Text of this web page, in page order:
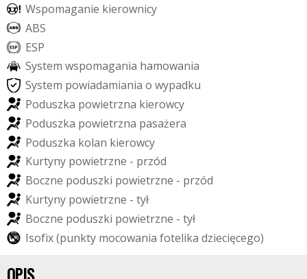
Wspomaganie kierownicy
ABS
ESP
System wspomagania hamowania
System powiadamiania o wypadku
Poduszka powietrzna kierowcy
Poduszka powietrzna pasażera
Poduszka kolan kierowcy
Kurtyny powietrzne - przód
Boczne poduszki powietrzne - przód
Kurtyny powietrzne - tył
Boczne poduszki powietrzne - tył
Isofix(punkty mocowania fotelika dziecięcego)